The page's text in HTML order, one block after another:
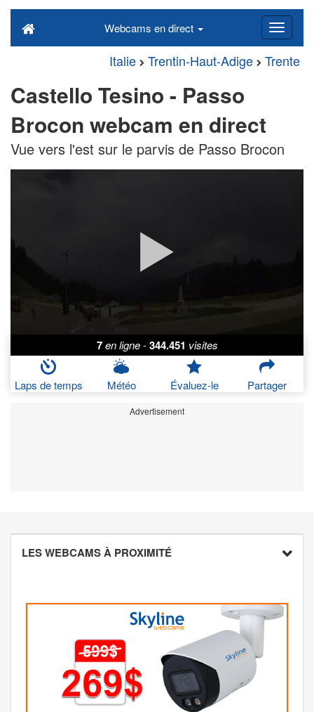
Webcams en direct
Italie Trentin-Haut-Adige Trente
Castello Tesino - Passo
Brocon webcam en direct
Vue vers l'est sur le parvis de Passo Brocon
7 en ligne - 344.451 visites
Laps de temps Météo Évaluez-le Partager
Advertisement
LES WEBCAMS À PROXIMITÉ